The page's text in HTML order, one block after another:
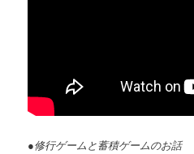
●修行ゲームと蓄積ゲームのお話